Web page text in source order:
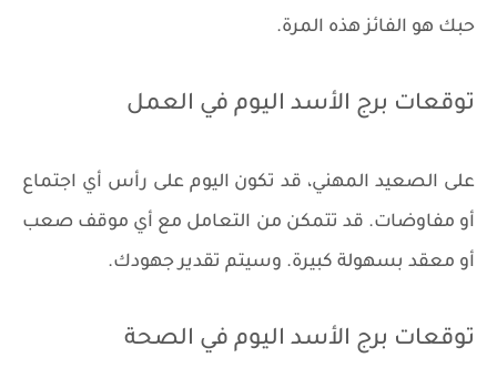
حبك هو الفائز هذه المرة.
توقعات برج الأسد اليوم في العمل
على الصعيد المهني، قد تكون اليوم على رأس أي اجتماع
أو مفاوضات. قد تتمكن من التعامل مع أي موقف صعب
أو معقد بسهولة كبيرة. وسيتم تقدير جهودك.
توقعات برج الأسد اليوم في الصحة